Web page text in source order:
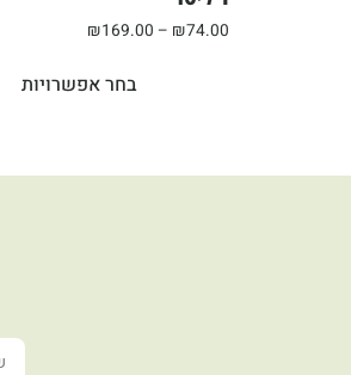
₪74.00
–
₪169.00
בחר אפשרויות